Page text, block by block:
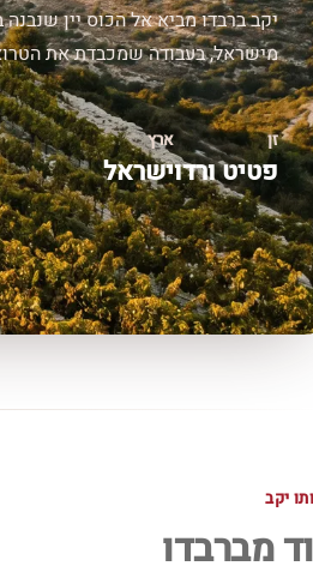
יקב ברבדו מביא אל הכוס יין
מישראל, בעבודה שמכבדת את
זן
פטיט ורדו
ארץ
ישראל
יקב
מברבדו